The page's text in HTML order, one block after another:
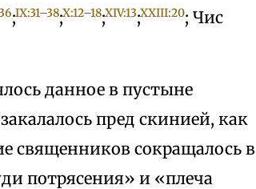
;IX:31–38;X:12–18;XIV:13;XXIII:20; Чис
данное в пустыне
пред скинией, как
священников сокращалось в
потрясения» и «плеча